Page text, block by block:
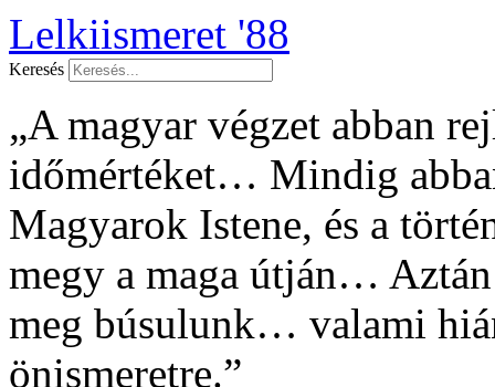
Lelkiismeret '88
Keresés
„A magyar végzet abban
időmértéket… Mindig
Magyarok Istene, és a
megy a maga útján…
meg búsulunk… valami
önismeretre.”